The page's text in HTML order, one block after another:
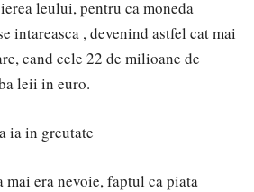
leului, pentru ca moneda
intareasca , devenind astfel cat mai
cand cele 22 de milioane de
leii in euro.
ia in greutate
mai era nevoie, faptul ca piata